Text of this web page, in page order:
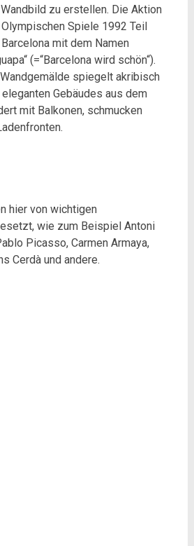
zu erstellen. Die Aktion
Spiele 1992 Teil
mit dem Namen
(=“Barcelona wird schön“).
spiegelt akribisch
Gebäudes aus dem
mit Balkonen, schmucken
hier von wichtigen
wie zum Beispiel Antoni
Picasso, Carmen Armaya,
Cerdà und andere.